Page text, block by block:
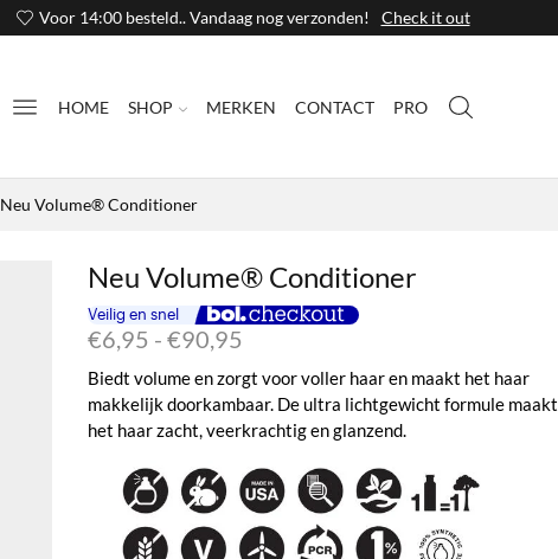
Voor 14:00 besteld.. Vandaag nog verzonden! Check it out
HOME SHOP MERKEN CONTACT PRO
Neu Volume® Conditioner
Neu Volume® Conditioner
€6,95 - €90,95
€6,95
tot
€90,95
Biedt volume en zorgt voor voller haar en maakt het haar
makkelijk doorkambaar. De ultra lichtgewicht formule maakt
het haar zacht, veerkrachtig en glanzend.